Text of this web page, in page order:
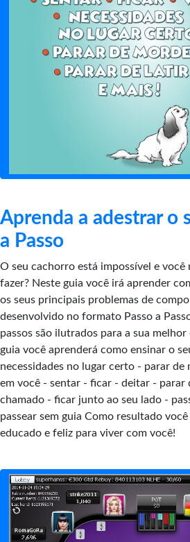
Aprenda a adestrar o
a Passo
O seu cachorro está impossível e você
fazer? Neste guia você irá aprender
os seus principais problemas de
desenvolvido no formato Passo a
passos são ilutrados para a sua
guia você aprenderá como ensinar o
necessidades no lugar certo - parar
em você - sentar - ficar - deitar - parar
chamado - ficar junto ao seu lado -
passear sem guia Como resultado
educado e feliz para viver com você!